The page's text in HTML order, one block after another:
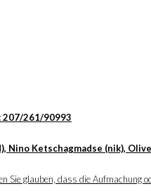
207/261/90993
Nino Ketschagmadse (nik),
Sie glauben, dass die